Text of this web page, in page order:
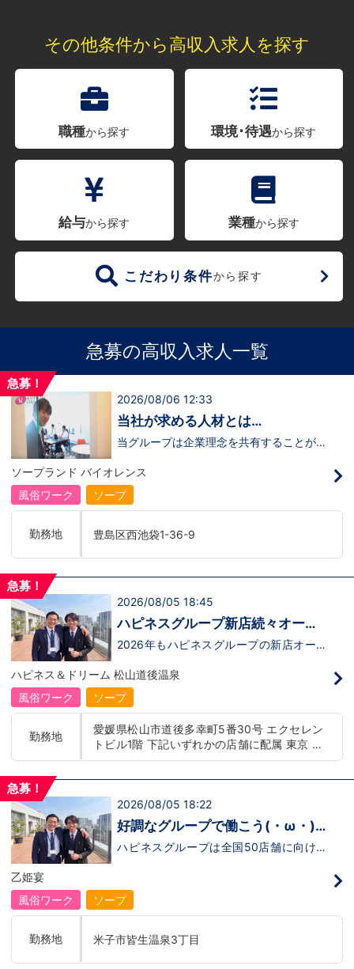
その他条件から高収入求人を探す
職種から探す 環境･待遇から探す
給与から探す 業種から探す
こだわり条件から探す
急募の高収入求人一覧
急募！
2026/08/06 12:33
当社が求める人材とは…
当グループは企業理念を共有することがで
神】を持っている方を求めています。さら
に！『ハピネスグループは、店舗数が増え
ます！！』つまり…【店長/幹部】の空き
枠があるってことです。実際に働いてみ
職者になれない(´;ω;｀)なんて経験はあり
ませんか？？当グループは年功序列ではな
く実力主義です。頑張り次第でいくらでも
のある方には必要な席をしっかりご用意で
入社後、最短で8ヶ月で店長になった先輩
もいます。その先輩のあとにアナタも続き
ませんか！？勿論、男性だけではなく女性
も活躍中。ハピネスグループ初の女性店長
イトレジャー業界だからといって一般大手
企業様に引けを取らない体制で取り組んで
いる会社です。そのため、誰もが安心して
入社・勤務のできる環境なのです。それで
ャルサイトをご覧下さい。
【https://happiness-group.biz/】※お手
数ですがコピー＆ペーストしてURLを開い
他社と比較検討中など。そのような時は1
もしれません。アナタからのご連絡お待ち
しております。
ソープランド バイオレンス
風俗ワーク
ソープ
勤務地 豊島区西池袋1-36-9
急募！
2026/08/05 18:45
ハピネスグループ新店続々オープ
ン決定！
2026年もハピネスグループの新店オープ
てみませんか？いままでの職歴も学歴も一
切関係ありません。頑張り次第で20代で
年収1000万円も夢じゃないんです！一般
職からの転職や、女性からのご応募大歓
ッフ一人ひとりが働きやすい環境のお店で
す。現在多くの女性スタッフが勤務してお
ります。業界経験のある方もない方もご応
新人キャストさんにお仕事を教えるアドバ
は年功序列ではなく実力主義です。 頑張
り次第でいくらでも店長や幹部枠への昇格
が可能なんです！力のある方には必要な席
をしっかりご用意できる環境ですのでご安
ハピネス＆ドリーム 松山道後温泉
風俗ワーク
ソープ
勤務地
愛媛県松山市道後多幸町5番30号 エクセレン
トビル1階 下記いずれかの店舗に配属 東京 五
反田：五反田駅から徒歩2分 池袋：池袋駅西
水戸：水戸駅からバス5分 北海道 札幌：すす
きの駅から徒歩5分 中国・四国 鳥取：米子市
皆生温泉 愛媛：松山道後温泉 九州・沖縄 福
岡：中洲川端駅から徒歩8分 沖縄：那覇市※出
店準備中 他にも続々出店予定 遠方からのご応
急募！
2026/08/05 18:22
好調なグループで働こう(・ω・)
ノ
ハピネスグループは全国50店舗に向けて
有！！ つまり・・・ハピネスグループの
中でも、今！1番役職に就けるチャンスが
「今」入社するべきじゃないです
か！？！？ のし上がりたいなら、このビ
ッグチャンス見逃さないでください！！チ
乙姫宴
風俗ワーク
ソープ
勤務地 米子市皆生温泉3丁目